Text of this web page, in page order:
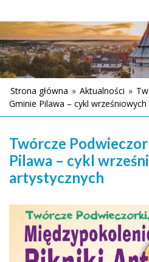
Strona główna » Aktualności »
Gminie Pilawa – cykl
Twórcze
Pilawa – cykl
artystycznych